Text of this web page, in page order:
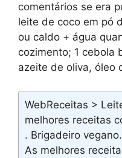
comentários se era
leite de coco em pó
ou caldo + água
cozimento; 1 cebola
azeite de oliva, óleo
WebReceitas >
melhores receitas
. Brigadeiro
As melhores